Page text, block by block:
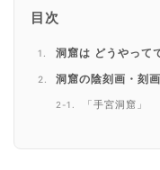
目次
洞窟は どうやって
洞窟の陰刻画・刻
「手宮洞窟」